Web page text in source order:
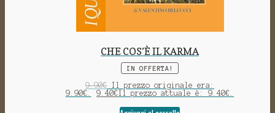
CHE COS’È IL KARMA
IN OFFERTA!
9.90€
Il prezzo originale era:
9.90€.
9.40€ Il prezzo attuale è: 9.40€.